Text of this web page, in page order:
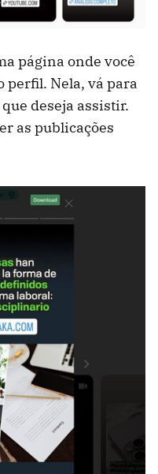
página onde você
perfil. Nela, vá para
deseja assistir.
as publicações